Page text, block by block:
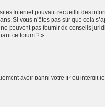
Internet pouvant recueillir des
Si vous n’êtes pas sûr que cela
peuvent pas fournir de conseils
ce forum ? ».
avoir banni votre IP ou interdit